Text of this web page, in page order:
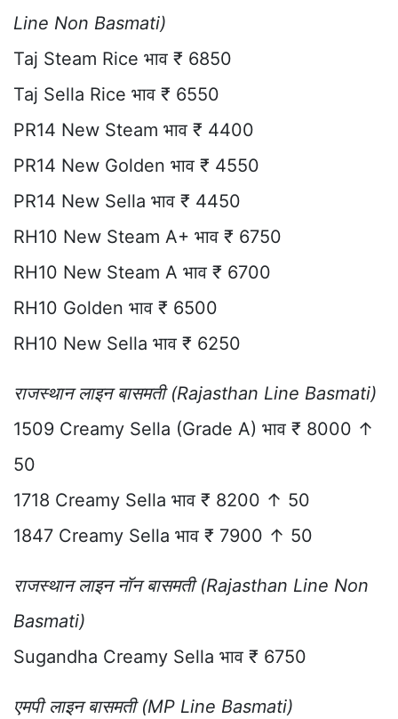
Line Non Basmati)
Taj Steam Rice भाव ₹ 6850
Taj Sella Rice भाव ₹ 6550
PR14 New Steam भाव ₹ 4400
PR14 New Golden भाव ₹ 4550
PR14 New Sella भाव ₹ 4450
RH10 New Steam A+ भाव ₹ 6750
RH10 New Steam A भाव ₹ 6700
RH10 Golden भाव ₹ 6500
RH10 New Sella भाव ₹ 6250
राजस्थान लाइन बासमती (Rajasthan Line Basmati)
1509 Creamy Sella (Grade A) भाव ₹ 8000 ↑
50
1718 Creamy Sella भाव ₹ 8200 ↑ 50
1847 Creamy Sella भाव ₹ 7900 ↑ 50
राजस्थान लाइन नॉन बासमती (Rajasthan Line Non
Basmati)
Sugandha Creamy Sella भाव ₹ 6750
एमपी लाइन बासमती (MP Line Basmati)